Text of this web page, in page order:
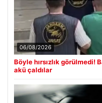
06/08/2026
Böyle hırsızlık görülmedi!
akü çaldılar